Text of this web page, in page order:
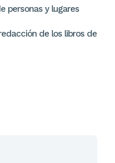
personas y lugares
de los libros de